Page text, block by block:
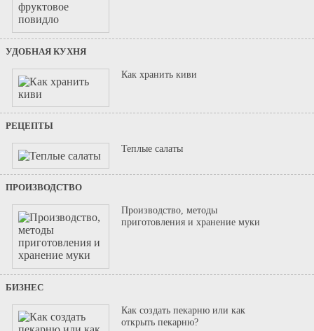
УДОБНАЯ КУХНЯ
Как хранить киви
РЕЦЕПТЫ
Теплые салаты
ПРОИЗВОДСТВО
Производство, методы
приготовления и хранение муки
БИЗНЕС
Как создать пекарню или как
открыть пекарню?